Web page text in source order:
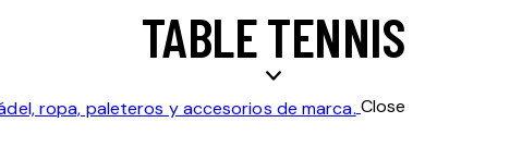
TABLE TENNIS
Close